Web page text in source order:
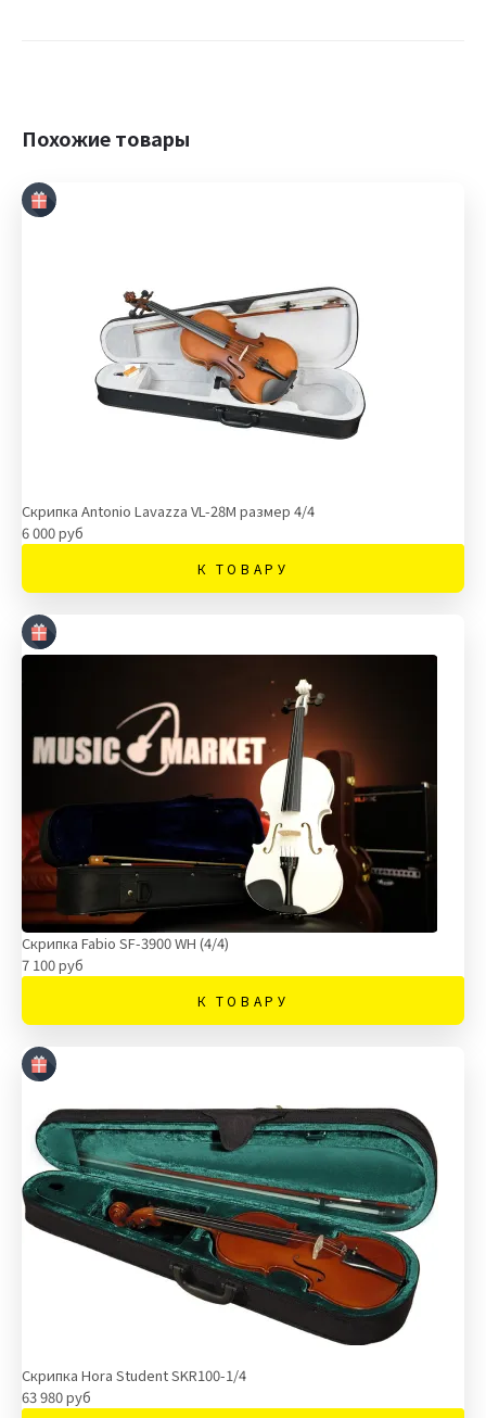
Похожие товары
Скрипка Antonio Lavazza VL-28M размер 4/4
6 000 руб
К ТОВАРУ
Скрипка Fabio SF-3900 WH (4/4)
7 100 руб
К ТОВАРУ
Скрипка Hora Student SKR100-1/4
63 980 руб